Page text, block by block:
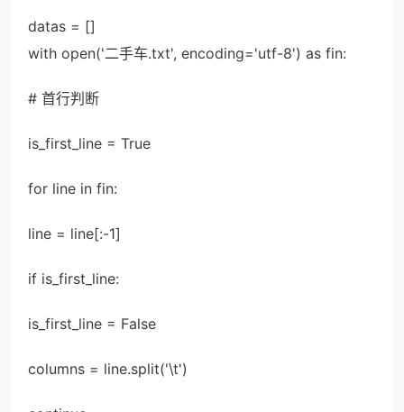
datas = []
with open('二手车.txt', encoding='utf-8') as fin:
# 首行判断
is_first_line = True
for line in fin:
line = line[:-1]
if is_first_line:
is_first_line = False
columns = line.split('\t')